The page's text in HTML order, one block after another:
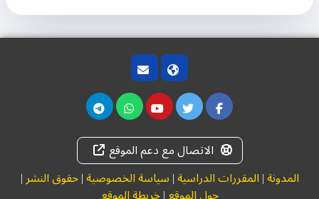
الاتصال مع دعم الموقع
المدونة|المقررات الدراسية|سياسة الخصوصية|حقوق النشر|